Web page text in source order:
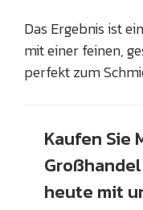
Das Ergebnis ist
mit einer feinen,
perfekt zum
Kaufen Sie
heute mit